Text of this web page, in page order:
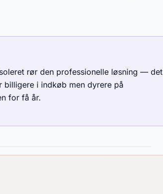
rør den professionelle løsning — det
billigere i indkøb men dyrere på
for få år.